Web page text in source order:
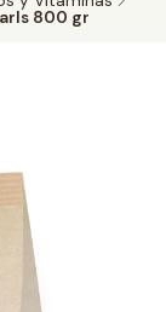
800 gr